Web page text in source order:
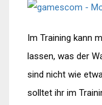
Im Training kann
lassen, was der
sind nicht wie
solltet ihr im